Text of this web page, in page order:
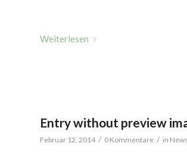
Weiterlesen
Entry without preview
Februar 12, 2014 / 0 Kommentare / in News